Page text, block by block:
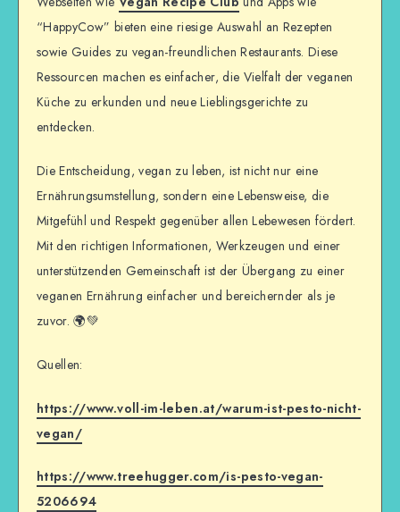
“HappyCow” bieten eine riesige Auswahl an Rezepten
sowie Guides zu vegan-freundlichen Restaurants. Diese
Ressourcen machen es einfacher, die Vielfalt der veganen
Küche zu erkunden und neue Lieblingsgerichte zu
entdecken.
Die Entscheidung, vegan zu leben, ist nicht nur eine
Ernährungsumstellung, sondern eine Lebensweise, die
Mitgefühl und Respekt gegenüber allen Lebewesen fördert.
Mit den richtigen Informationen, Werkzeugen und einer
unterstützenden Gemeinschaft ist der Übergang zu einer
veganen Ernährung einfacher und bereichernder als je
zuvor. 🌍💚
Quellen:
https://www.voll-im-leben.at/warum-ist-pesto-nicht-
vegan/
https://www.treehugger.com/is-pesto-vegan-
5206694